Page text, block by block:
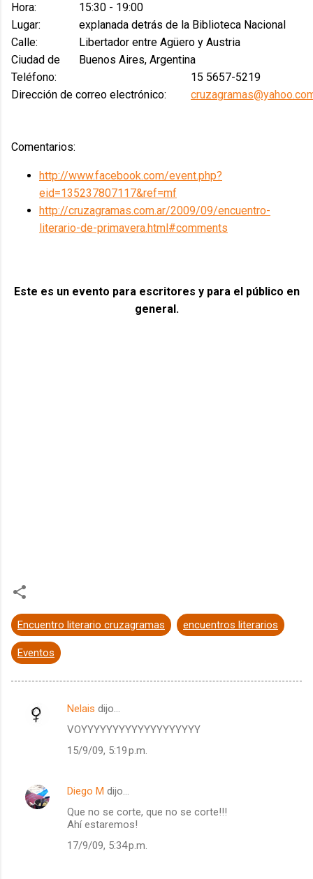
Hora:
15:30 - 19:00
Lugar:
explanada detrás de la Biblioteca Nacional
Calle:
Libertador entre Agüero y Austria
Ciudad de
Buenos Aires, Argentina
Teléfono:
15 5657-5219
Dirección de correo electrónico:
Comentarios:
http://www.facebook.com/event.php?
eid=135237807117&ref=mf
http://cruzagramas.com.ar/2009/09/encuentro-
literario-de-primavera.html#comments
Este es un evento para escritores y para el público en
general.
Encuentro literario cruzagramas encuentros literarios
Eventos
C
n
Nelais dijo…
VOYYYYYYYYYYYYYYYYYYY
15/9/09, 5:19 p.m.
Diego M dijo…
Que no se corte, que no se corte!!!
Ahí estaremos!
17/9/09, 5:34 p.m.